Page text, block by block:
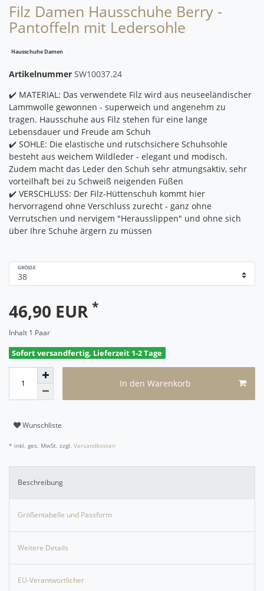
Filz Damen Hausschuhe Berry -
Pantoffeln mit Ledersohle
Hausschuhe Damen
Artikelnummer SW10037.24
✔️ MATERIAL: Das verwendete Filz wird aus neuseeländischer
Lammwolle gewonnen - superweich und angenehm zu
tragen. Hausschuhe aus Filz stehen für eine lange
Lebensdauer und Freude am Schuh
✔️ SOHLE: Die elastische und rutschsichere Schuhsohle
besteht aus weichem Wildleder - elegant und modisch.
Zudem macht das Leder den Schuh sehr atmungsaktiv, sehr
vorteilhaft bei zu Schweiß neigenden Füßen
✔️ VERSCHLUSS: Der Filz-Hüttenschuh kommt hier
hervorragend ohne Verschluss zurecht - ganz ohne
Verrutschen und nervigem "Herausslippen" und ohne sich
über Ihre Schuhe ärgern zu müssen
GRÖSSE
46,90 EUR *
Inhalt 1 Paar
Sofort versandfertig, Lieferzeit 1-2 Tage
In den Warenkorb
Wunschliste
* inkl. ges. MwSt. zzgl. Versandkosten
Beschreibung
Größentabelle und Passform
Weitere Details
EU-Verantwortlicher